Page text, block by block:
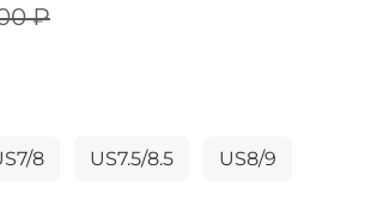
₽
8 US7.5/8.5 US8/9